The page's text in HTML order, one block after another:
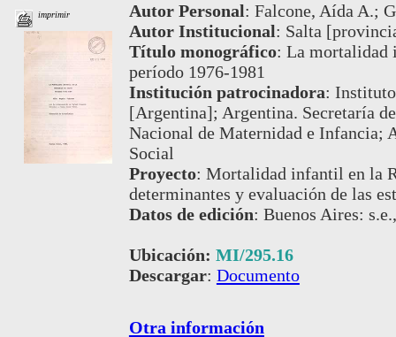
imprimir Autor Personal: Falcone, Aída A.;
Autor Institucional: Salta
Título monográfico: La mortalidad
período 1976-1981
Institución patrocinadora:
[Argentina]; Argentina. Secretaría
Nacional de Maternidad e Infancia;
Social
Proyecto: Mortalidad infantil en la
determinantes y evaluación de las
Datos de edición: Buenos Aires:
Ubicación: MI/295.16
Descargar: Documento
Otra información